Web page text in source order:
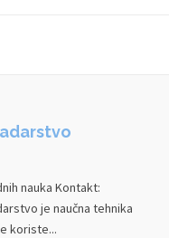
nauka Kontakt:
je naučna tehnika
koriste...